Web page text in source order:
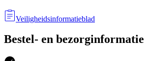
Veiligheidsinformatieblad
Bestel- en bezorginformatie